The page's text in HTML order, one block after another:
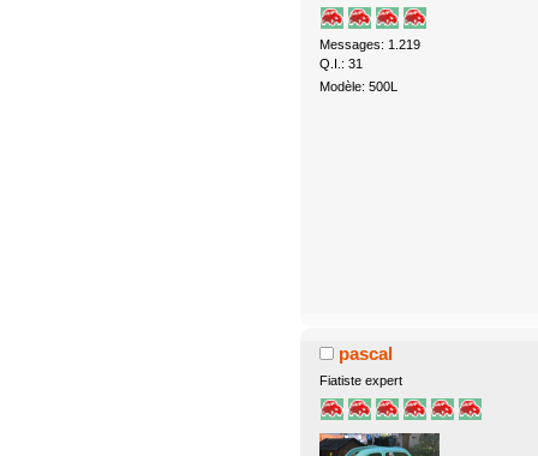
Messages: 1.219
Q.I.: 31
Modèle: 500L
pascal
Fiatiste expert